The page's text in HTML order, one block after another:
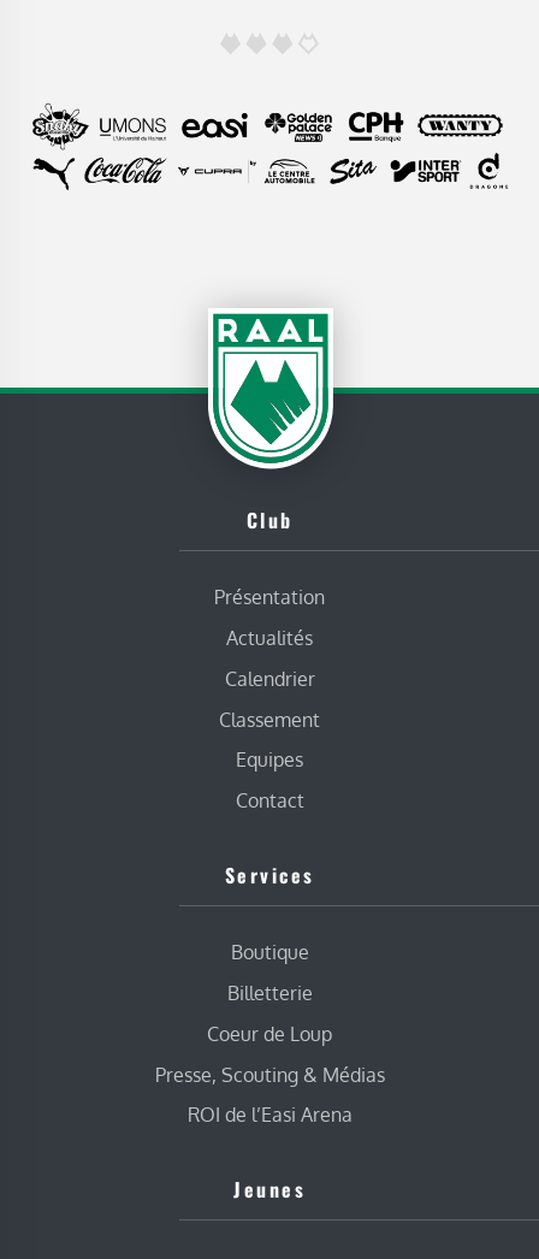
Club
Présentation
Actualités
Calendrier
Classement
Equipes
Contact
Services
Boutique
Billetterie
Coeur de Loup
Presse, Scouting & Médias
ROI de l’Easi Arena
Jeunes